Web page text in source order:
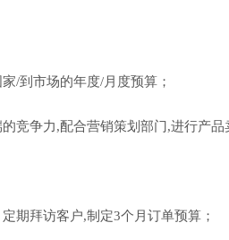
/到市场的年度/月度预算；
竞争力,配合营销策划部门,进行产品
期拜访客户,制定3个月订单预算；